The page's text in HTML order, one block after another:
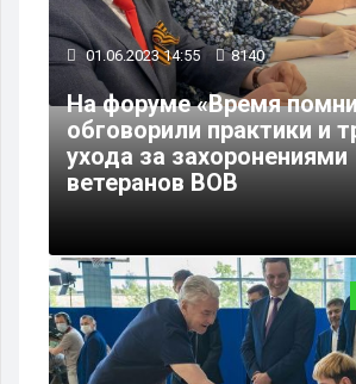
01.06.2023 14:55 8140
На форуме «Время
обговорили практики и
ухода за захоронениями
ветеранов ВОВ